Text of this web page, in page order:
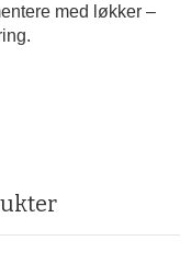
med løkker –